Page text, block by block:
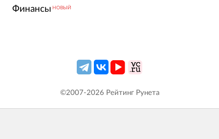
Финансы НОВЫЙ
©2007-2026 Рейтинг Рунета